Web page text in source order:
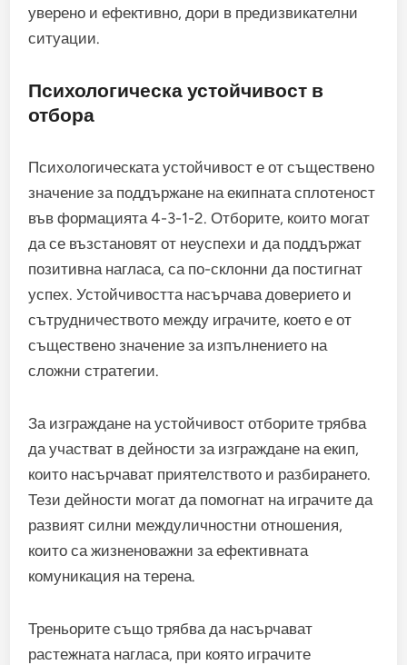
уверено и ефективно, дори в предизвикателни
ситуации.
Психологическа устойчивост в
отбора
Психологическата устойчивост е от съществено
значение за поддържане на екипната сплотеност
във формацията 4-3-1-2. Отборите, които могат
да се възстановят от неуспехи и да поддържат
позитивна нагласа, са по-склонни да постигнат
успех. Устойчивостта насърчава доверието и
сътрудничеството между играчите, което е от
съществено значение за изпълнението на
сложни стратегии.
За изграждане на устойчивост отборите трябва
да участват в дейности за изграждане на екип,
които насърчават приятелството и разбирането.
Тези дейности могат да помогнат на играчите да
развият силни междуличностни отношения,
които са жизненоважни за ефективната
комуникация на терена.
Треньорите също трябва да насърчават
растежната нагласа, при която играчите